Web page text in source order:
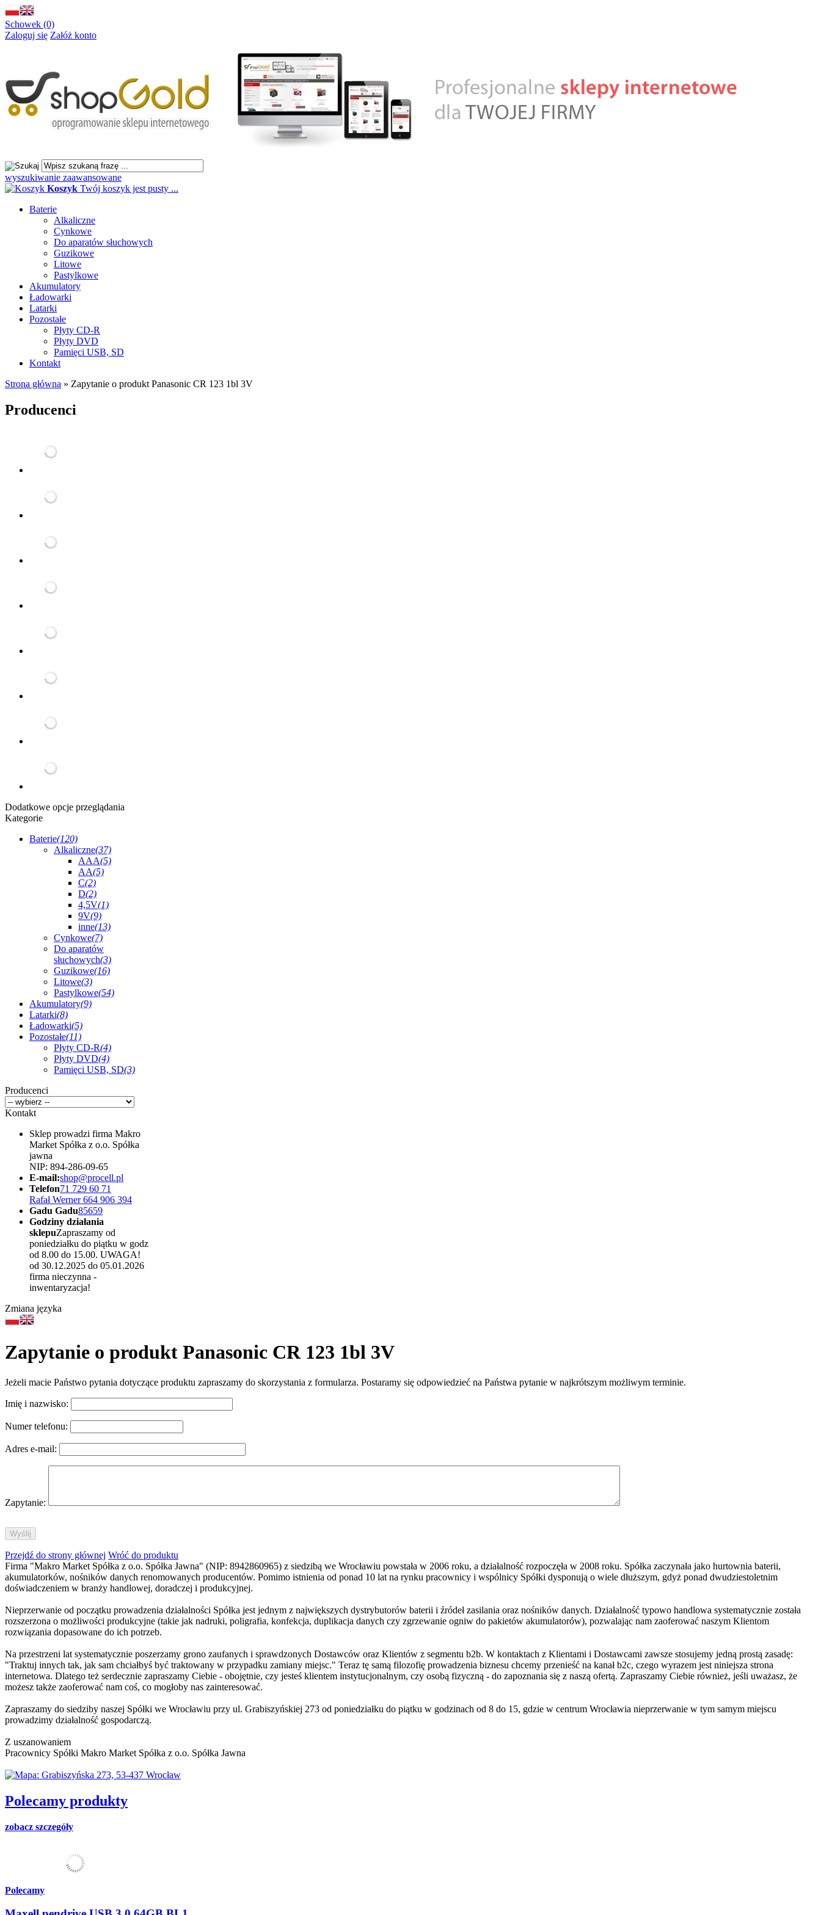
Schowek (0)
Zaloguj się Załóż konto
wyszukiwanie zaawansowane
Koszyk Twój koszyk jest pusty ...
Baterie
Alkaliczne
Cynkowe
Do aparatów słuchowych
Guzikowe
Litowe
Pastylkowe
Akumulatory
Ładowarki
Latarki
Pozostałe
Płyty CD-R
Płyty DVD
Pamięci USB, SD
Kontakt
Strona główna » Zapytanie o produkt Panasonic CR 123 1bl 3V
Producenci
Dodatkowe opcje przeglądania
Kategorie
Baterie(120)
Alkaliczne(37)
AAA(5)
AA(5)
C(2)
D(2)
4,5V(1)
9V(9)
inne(13)
Cynkowe(7)
Do aparatów
słuchowych(3)
Guzikowe(16)
Litowe(3)
Pastylkowe(54)
Akumulatory(9)
Latarki(8)
Ładowarki(5)
Pozostałe(11)
Płyty CD-R(4)
Płyty DVD(4)
Pamięci USB, SD(3)
Producenci
Kontakt
Sklep prowadzi firma Makro
Market Spółka z o.o. Spółka
jawna
NIP: 894-286-09-65
E-mail:shop@procell.pl
Telefon71 729 60 71
Rafał Werner 664 906 394
Gadu Gadu85659
Godziny działania
sklepuZapraszamy od
poniedziałku do piątku w godz
od 8.00 do 15.00. UWAGA!
od 30.12.2025 do 05.01.2026
firma nieczynna -
inwentaryzacja!
Zmiana języka
Zapytanie o produkt Panasonic CR 123 1bl 3V
Jeżeli macie Państwo pytania dotyczące produktu zapraszamy do skorzystania z formularza. Postaramy się odpowiedzieć na Państwa pytanie w najkrótszym możliwym terminie.
Imię i nazwisko:
Numer telefonu:
Adres e-mail:
Zapytanie:
Przejdź do strony głównej Wróć do produktu
Firma "Makro Market Spółka z o.o. Spółka Jawna" (NIP: 8942860965) z siedzibą we Wrocławiu powstała w 2006 roku, a działalność rozpoczęła w 2008 roku. Spółka zaczynała jako hurtownia baterii,
akumulatorków, nośników danych renomowanych producentów. Pomimo istnienia od ponad 10 lat na rynku pracownicy i wspólnicy Spółki dysponują o wiele dłuższym, gdyż ponad dwudziestoletnim
doświadczeniem w branży handlowej, doradczej i produkcyjnej.
Nieprzerwanie od początku prowadzenia działalności Spółka jest jednym z największych dystrybutorów baterii i źródeł zasilania oraz nośników danych. Działalność typowo handlowa systematycznie została
rozszerzona o możliwości produkcyjne (takie jak nadruki, poligrafia, konfekcja, duplikacja danych czy zgrzewanie ogniw do pakietów akumulatorów), pozwalając nam zaoferować naszym Klientom
rozwiązania dopasowane do ich potrzeb.
Na przestrzeni lat systematycznie poszerzamy grono zaufanych i sprawdzonych Dostawców oraz Klientów z segmentu b2b. W kontaktach z Klientami i Dostawcami zawsze stosujemy jedną prostą zasadę:
"Traktuj innych tak, jak sam chciałbyś być traktowany w przypadku zamiany miejsc." Teraz tę samą filozofię prowadzenia biznesu chcemy przenieść na kanał b2c, czego wyrazem jest niniejsza strona
internetowa. Dlatego też serdecznie zapraszamy Ciebie - obojętnie, czy jesteś klientem instytucjonalnym, czy osobą fizyczną - do zapoznania się z naszą ofertą. Zapraszamy Ciebie również, jeśli uważasz, że
możesz także zaoferować nam coś, co mogłoby nas zainteresować.
Zapraszamy do siedziby naszej Spółki we Wrocławiu przy ul. Grabiszyńskiej 273 od poniedziałku do piątku w godzinach od 8 do 15, gdzie w centrum Wrocławia nieprzerwanie w tym samym miejscu
prowadzimy działalność gospodarczą.
Z uszanowaniem
Pracownicy Spółki Makro Market Spółka z o.o. Spółka Jawna
Polecamy produkty
zobacz szczegóły
Polecamy